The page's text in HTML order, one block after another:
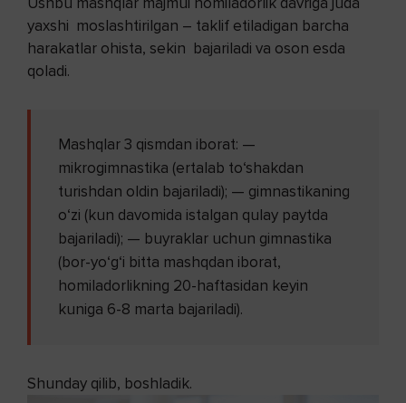
yaxshi moslashtirilgan – taklif etiladigan barcha
harakatlar ohista, sekin bajariladi va oson esda
qoladi.
Mashqlar 3 qismdan iborat: —
mikrogimnastika (ertalab to‘shakdan
turishdan oldin bajariladi); — gimnastikaning
o‘zi (kun davomida istalgan qulay paytda
bajariladi); — buyraklar uchun gimnastika
(bor-yo‘g‘i bitta mashqdan iborat,
homiladorlikning 20-haftasidan keyin
kuniga 6-8 marta bajariladi).
Shunday qilib, boshladik.